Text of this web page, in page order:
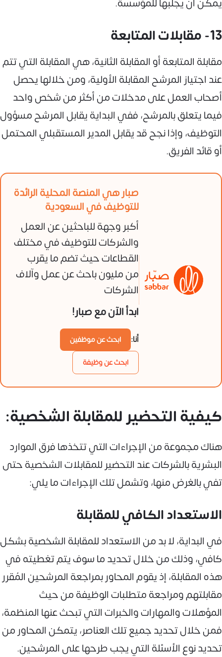
13- مقابلات المتابعة
مقابلة المتابعة أو المقابلة الثانية، هي المقابلة التي تتم
عند اجتياز المرشح المقابلة الأولية، ومن خلالها يحصل
أصحاب العمل على مدخلات من أكثر من شخص واحد
فيما يتعلق بالمرشح، ففي البداية يقابل المرشح مسؤول
التوظيف، وإذا نجح قد يقابل المدير المستقبلي المحتمل
أو قائد الفريق.
صبار هي المنصة المحلية الرائدة
للتوظيف في السعودية
أكبر وجهة للباحثين عن العمل
والشركات للتوظيف في مختلف
القطاعات حيث تضم ما يقرب
من مليون باحث عن عمل وآلاف
الشركات
ابدأ الآن مع صبار!
أنا:
ابحث عن موظفين
ابحث عن وظيفة
كيفية التحضير للمقابلة الشخصية:
هناك مجموعة من الإجراءات التي تتخذها فرق الموارد
البشرية بالشركات عند التحضير للمقابلات الشخصية حتى
تفي بالغرض منها، وتشمل تلك الإجراءات ما يلي:
الاستعداد الكافي للمقابلة
في البداية، لا بد من الاستعداد للمقابلة الشخصية بشكل
كافي، وذلك من خلال تحديد ما سوف يتم تغطيته في
هذه المقابلة، إذ يقوم المحاور بمراجعة المرشحين المُقرر
مقابلتهم ومراجعة متطلبات الوظيفة من حيث
المؤهلات والمهارات والخبرات التي تبحث عنها المنظمة،
فمن خلال تحديد جميع تلك العناصر، يتمكن المحاور من
تحديد نوع الأسئلة التي يجب طرحها على المرشحين.